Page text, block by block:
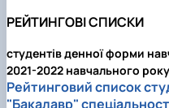
РЕЙТИНГОВІ СПИСКИ
студентів денної форми
2021-2022 навчального року
Рейтинговий список
"Бакалавр"